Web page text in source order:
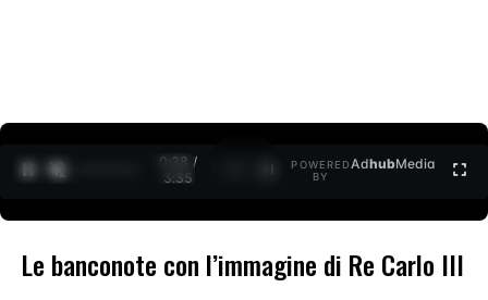
0:29 /
3:35
POWERED
BY
AdhubMedia
Le banconote con l’immagine di Re Carlo III